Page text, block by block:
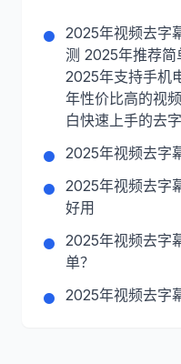
2025年视频去字
测 2025年推荐简
2025年支持手机
年性价比高的视
白快速上手的去
2025年视频去字
2025年视频去字
好用
2025年视频去字
单？
2025年视频去字